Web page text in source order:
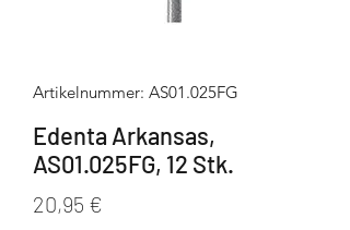
Artikelnummer: AS01.025FG
Edenta Arkansas,
AS01.025FG, 12 Stk.
20,95 €